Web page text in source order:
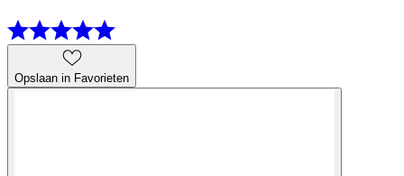
Opslaan in Favorieten